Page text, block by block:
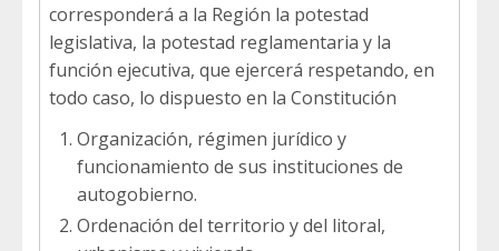
corresponderá a la Región la potestad
legislativa, la potestad reglamentaria y la
función ejecutiva, que ejercerá respetando, en
todo caso, lo dispuesto en la Constitución
Organización, régimen jurídico y
funcionamiento de sus instituciones de
autogobierno.
Ordenación del territorio y del litoral,